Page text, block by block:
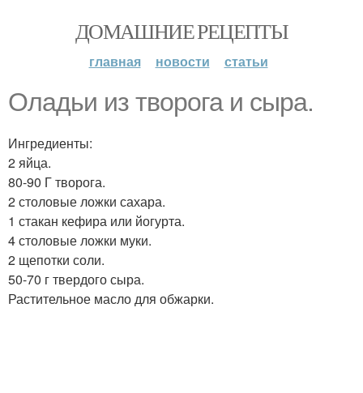
ДОМАШНИЕ РЕЦЕПТЫ
главная новости статьи
Оладьи из творога и сыра.
Ингредиенты:
2 яйца.
80-90 Г творога.
2 столовые ложки сахара.
1 стакан кефира или йогурта.
4 столовые ложки муки.
2 щепотки соли.
50-70 г твердого сыра.
Растительное масло для обжарки.